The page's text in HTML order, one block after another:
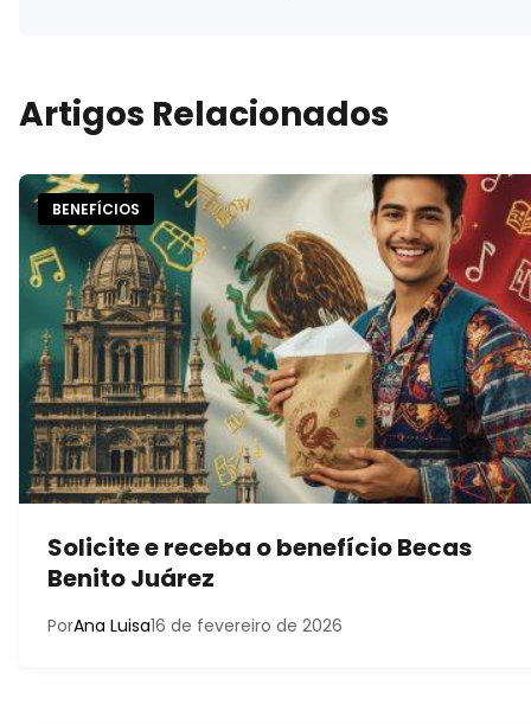
Artigos Relacionados
BENEFÍCIOS
Solicite e receba o benefício Becas
Benito Juárez
PorAna Luisa16 de fevereiro de 2026